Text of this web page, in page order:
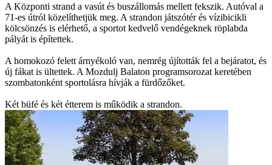
A Központi strand a vasút és buszállomás mellett fekszik. Autóval a
71-es útról közelíthetjük meg. A strandon játszótér és vízibicikli
kölcsönzés is elérhető, a sportot kedvelő vendégeknek röplabda
pályát is építettek.
A homokozó felett árnyékoló van, nemrég újították fel a bejáratot, és
új fákat is ültettek. A Mozdulj Balaton programsorozat keretében
szombatonként sportolásra hívják a fürdőzőket.
Két büfé és két étterem is működik a strandon.